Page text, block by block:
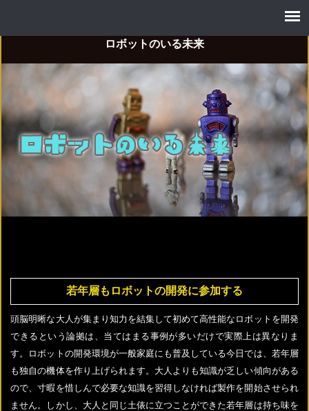
ロボットのいる未来
若年層もロボットの開発に参加する
頭脳明晰な大人が集まり知力を結集して初めて高性能なロボットを開発
できるという論拠は、当てはまる事例が多いだけで実際上は異なりま
す。ロボットの開発環境が一般家庭にも普及している今日では、若年層
も独自の機体を作り上げられます。大人よりも知識が乏しい傾向がある
ので、寸暇を惜しんで必要な知識を習得しなければ製作を開始させられ
ません。しかし、大人と同じ土俵に立つことができた若年層は持ち味を